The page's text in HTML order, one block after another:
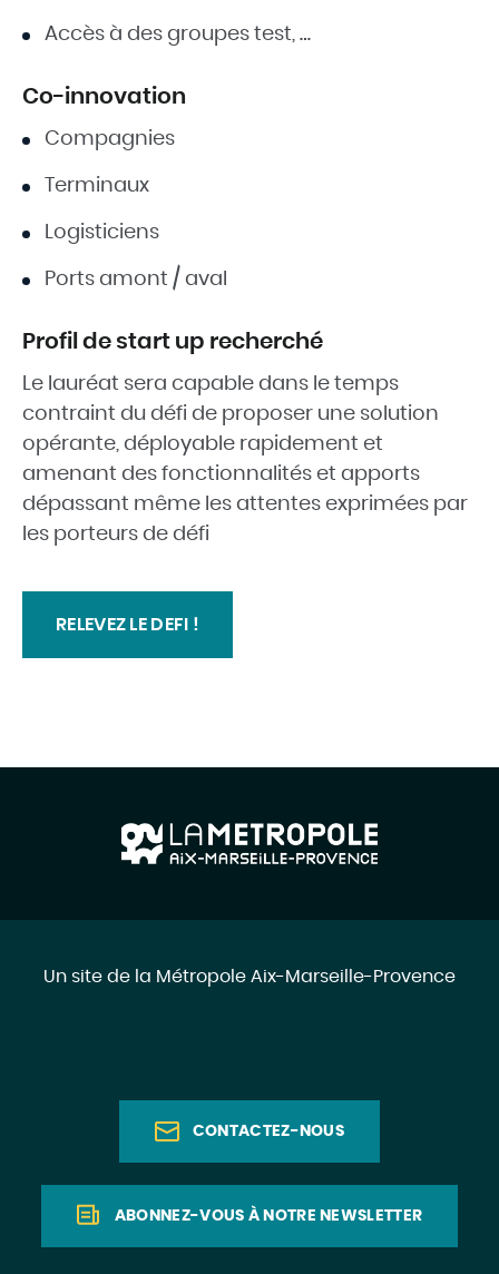
Accès à des groupes test, …
Co-innovation
Compagnies
Terminaux
Logisticiens
Ports amont / aval
Profil de start up recherché
Le lauréat sera capable dans le temps
contraint du défi de proposer une solution
opérante, déployable rapidement et
amenant des fonctionnalités et apports
dépassant même les attentes exprimées par
les porteurs de défi
RELEVEZ LE DEFI !
Un site de la Métropole Aix-Marseille-Provence
CONTACTEZ-NOUS
ABONNEZ-VOUS À NOTRE NEWSLETTER